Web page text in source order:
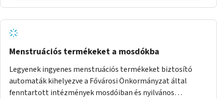
Menstruációs termékeket a mosdókba
Legyenek ingyenes menstruációs termékeket biztosító
automaták kihelyezve a Fővárosi Önkormányzat által
fenntartott intézmények mosdóiban és nyilvános